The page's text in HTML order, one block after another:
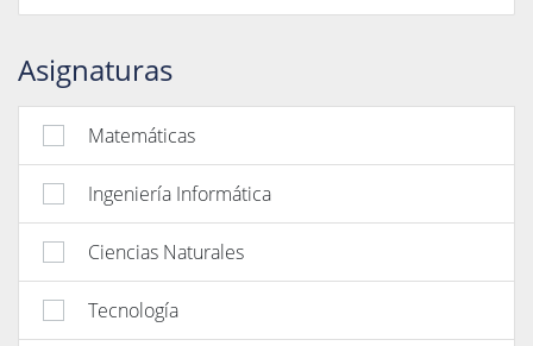
Asignaturas
Matemáticas
Ingeniería Informática
Ciencias Naturales
Tecnología